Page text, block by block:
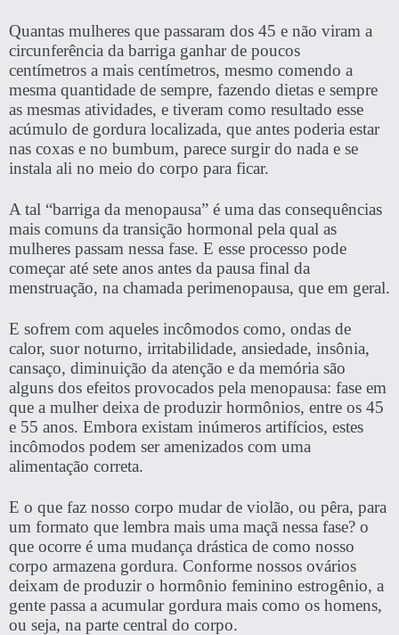
Quantas mulheres que passaram dos 45 e não viram a
circunferência da barriga ganhar de poucos
centímetros a mais centímetros, mesmo comendo a
mesma quantidade de sempre, fazendo dietas e sempre
as mesmas atividades, e tiveram como resultado esse
acúmulo de gordura localizada, que antes poderia estar
nas coxas e no bumbum, parece surgir do nada e se
instala ali no meio do corpo para ficar.
A tal “barriga da menopausa” é uma das consequências
mais comuns da transição hormonal pela qual as
mulheres passam nessa fase. E esse processo pode
começar até sete anos antes da pausa final da
menstruação, na chamada perimenopausa, que em geral.
E sofrem com aqueles incômodos como, ondas de
calor, suor noturno, irritabilidade, ansiedade, insônia,
cansaço, diminuição da atenção e da memória são
alguns dos efeitos provocados pela menopausa: fase em
que a mulher deixa de produzir hormônios, entre os 45
e 55 anos. Embora existam inúmeros artifícios, estes
incômodos podem ser amenizados com uma
alimentação correta.
E o que faz nosso corpo mudar de violão, ou pêra, para
um formato que lembra mais uma maçã nessa fase? o
que ocorre é uma mudança drástica de como nosso
corpo armazena gordura. Conforme nossos ovários
deixam de produzir o hormônio feminino estrogênio, a
gente passa a acumular gordura mais como os homens,
ou seja, na parte central do corpo.